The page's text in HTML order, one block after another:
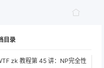
45.NP完全性
全性
目录
zk 教程第 45 讲：NP完全性